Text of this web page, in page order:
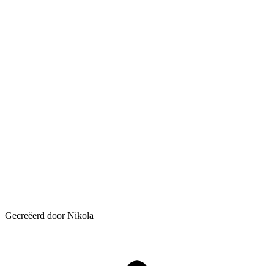
Gecreëerd door Nikola